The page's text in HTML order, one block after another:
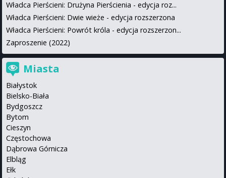
Władca Pierścieni: Drużyna Pierścienia - edycja roz...
Władca Pierścieni: Dwie wieże - edycja rozszerzona
Władca Pierścieni: Powrót króla - edycja rozszerzon...
Zaproszenie (2022)
Miasta
Białystok
Bielsko-Biała
Bydgoszcz
Bytom
Cieszyn
Częstochowa
Dąbrowa Górnicza
Elbląg
Ełk